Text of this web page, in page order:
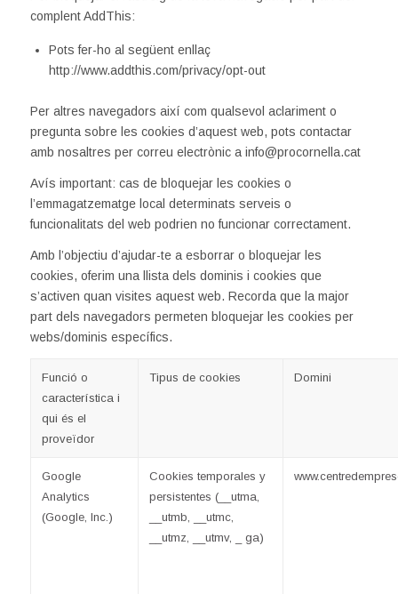
complent AddThis:
Pots fer-ho al següent enllaç
http://www.addthis.com/privacy/opt-out
Per altres navegadors així com qualsevol aclariment o
pregunta sobre les cookies d’aquest web, pots contactar
amb nosaltres per correu electrònic a info@procornella.cat
Avís important: cas de bloquejar les cookies o
l’emmagatzematge local determinats serveis o
funcionalitats del web podrien no funcionar correctament.
Amb l’objectiu d’ajudar-te a esborrar o bloquejar les
cookies, oferim una llista dels dominis i cookies que
s’activen quan visites aquest web. Recorda que la major
part dels navegadors permeten bloquejar les cookies per
webs/dominis específics.
Funció o
característica i
qui és el
proveïdor
Tipus de cookies Domini
Google
Analytics
(Google, Inc.)
Cookies temporales y
persistentes (__utma,
__utmb, __utmc,
__utmz, __utmv, _ ga)